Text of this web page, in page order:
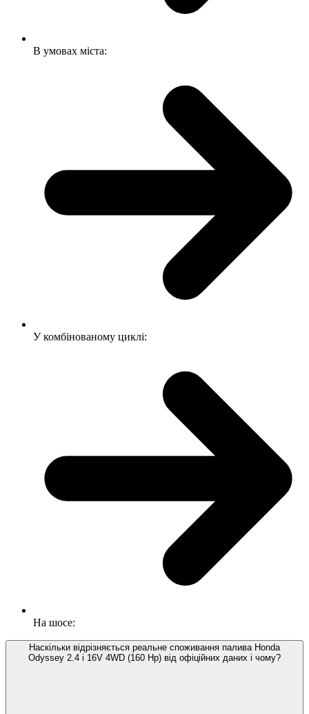
В умовах міста:
У комбінованому циклі:
На шосе:
Наскільки відрізняється реальне споживання палива Honda
Odyssey 2.4 i 16V 4WD (160 Hp) від офіційних даних і чому?